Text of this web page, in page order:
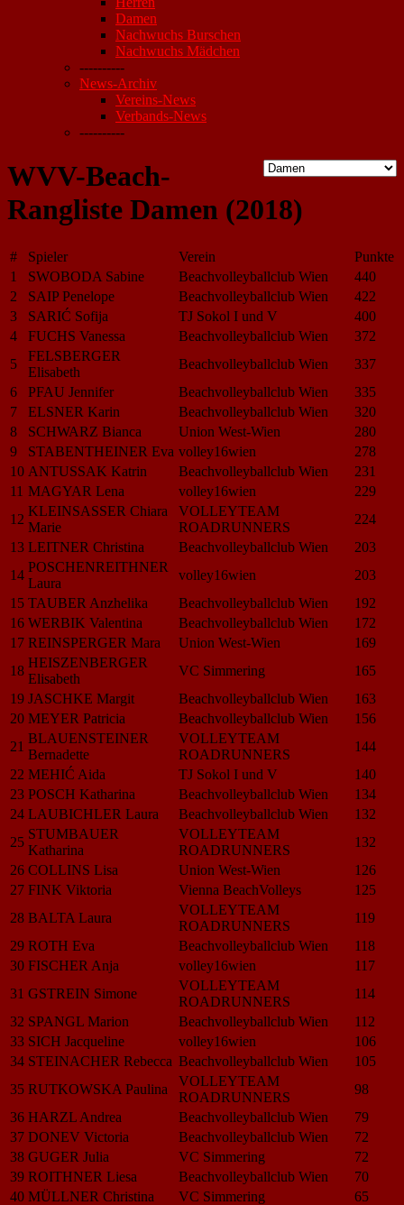
Damen
Nachwuchs Burschen
Nachwuchs Mädchen
----------
News-Archiv
Vereins-News
Verbands-News
----------
WVV-Beach-
Rangliste Damen (2018)
# Spieler Verein
Punkte
1
SWOBODA Sabine Beachvolleyballclub Wien
440
2
SAIP Penelope Beachvolleyballclub Wien
422
3
SARIĆ Sofija TJ Sokol I und V
400
4
FUCHS Vanessa Beachvolleyballclub Wien
372
5
FELSBERGER
Elisabeth
Beachvolleyballclub Wien
337
6
PFAU Jennifer Beachvolleyballclub Wien
335
7
ELSNER Karin Beachvolleyballclub Wien
320
8
SCHWARZ Bianca Union West-Wien
280
9
STABENTHEINER Eva volley16wien
278
10 ANTUSSAK Katrin Beachvolleyballclub Wien
231
11 MAGYAR Lena volley16wien
229
12
KLEINSASSER Chiara
Marie
VOLLEYTEAM
ROADRUNNERS
224
13 LEITNER Christina Beachvolleyballclub Wien
203
14
POSCHENREITHNER
Laura
volley16wien
203
15 TAUBER Anzhelika Beachvolleyballclub Wien
192
16 WERBIK Valentina Beachvolleyballclub Wien
172
17 REINSPERGER Mara Union West-Wien
169
18
HEISZENBERGER
Elisabeth
VC Simmering
165
19 JASCHKE Margit Beachvolleyballclub Wien
163
20 MEYER Patricia Beachvolleyballclub Wien
156
21
BLAUENSTEINER
Bernadette
VOLLEYTEAM
ROADRUNNERS
144
22 MEHIĆ Aida TJ Sokol I und V
140
23 POSCH Katharina Beachvolleyballclub Wien
134
24 LAUBICHLER Laura Beachvolleyballclub Wien
132
25
STUMBAUER
Katharina
VOLLEYTEAM
ROADRUNNERS
132
26 COLLINS Lisa Union West-Wien
126
27 FINK Viktoria Vienna BeachVolleys
125
28 BALTA Laura
VOLLEYTEAM
ROADRUNNERS
119
29 ROTH Eva Beachvolleyballclub Wien
118
30 FISCHER Anja volley16wien
117
31 GSTREIN Simone
VOLLEYTEAM
ROADRUNNERS
114
32 SPANGL Marion Beachvolleyballclub Wien
112
33 SICH Jacqueline volley16wien
106
34 STEINACHER Rebecca Beachvolleyballclub Wien
105
35 RUTKOWSKA Paulina
VOLLEYTEAM
ROADRUNNERS
98
36 HARZL Andrea Beachvolleyballclub Wien
79
37 DONEV Victoria Beachvolleyballclub Wien
72
38 GUGER Julia VC Simmering
72
39 ROITHNER Liesa Beachvolleyballclub Wien
70
40 MÜLLNER Christina VC Simmering
65